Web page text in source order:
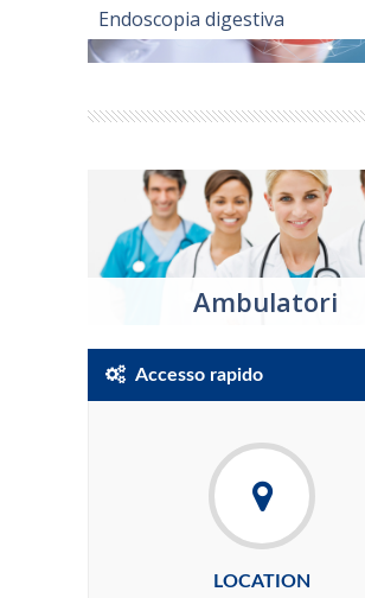
Endoscopia digestiva
Ambulatori
Accesso rapido
LOCATION